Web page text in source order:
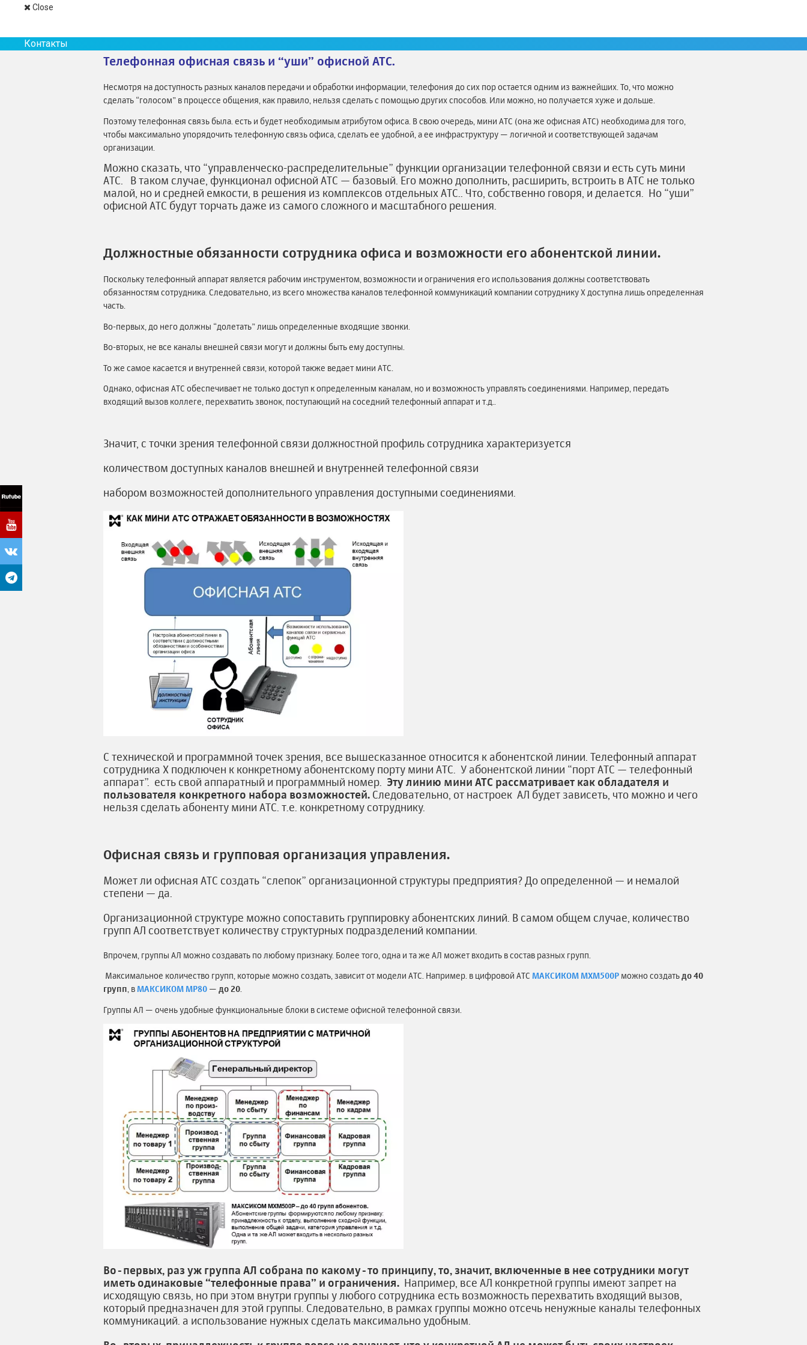
Close
Контакты
Телефонная офисная связь и “уши” офисной АТС.
Несмотря на доступность разных каналов передачи и обработки информации, телефония до сих пор остается одним из важнейших. То, что можно
сделать “голосом” в процессе общения, как правило, нельзя сделать с помощью других способов. Или можно, но получается хуже и дольше.
Поэтому телефонная связь была. есть и будет необходимым атрибутом офиса. В свою очередь, мини АТС (она же офисная АТС) необходима для того,
чтобы максимально упорядочить телефонную связь офиса, сделать ее удобной, а ее инфраструктуру — логичной и соответствующей задачам
организации.
Можно сказать, что “управленческо-распределительные” функции организации телефонной связи и есть суть мини
АТС. В таком случае, функционал офисной АТС — базовый. Его можно дополнить, расширить, встроить в АТС не только
малой, но и средней емкости, в решения из комплексов отдельных АТС.. Что, собственно говоря, и делается. Но “уши”
офисной АТС будут торчать даже из самого сложного и масштабного решения.
Должностные обязанности сотрудника офиса и возможности его абонентской линии.
Поскольку телефонный аппарат является рабочим инструментом, возможности и ограничения его использования должны соответствовать
обязанностям сотрудника. Следовательно, из всего множества каналов телефонной коммуникаций компании сотруднику Х доступна лишь определенная
часть.
Во-первых, до него должны “долетать” лишь определенные входящие звонки.
Во-вторых, не все каналы внешней связи могут и должны быть ему доступны.
То же самое касается и внутренней связи, которой также ведает мини АТС.
Однако, офисная АТС обеспечивает не только доступ к определенным каналам, но и возможность управлять соединениями. Например, передать
входящий вызов коллеге, перехватить звонок, поступающий на соседний телефонный аппарат и т.д..
Значит, с точки зрения телефонной связи должностной профиль сотрудника характеризуется
количеством доступных каналов внешней и внутренней телефонной связи
набором возможностей дополнительного управления доступными соединениями.
С технической и программной точек зрения, все вышесказанное относится к абонентской линии. Телефонный аппарат
сотрудника Х подключен к конкретному абонентскому порту мини АТС. У абонентской линии “порт АТС — телефонный
аппарат”. есть свой аппаратный и программный номер. Эту линию мини АТС рассматривает как обладателя и
пользователя конкретного набора возможностей. Следовательно, от настроек АЛ будет зависеть, что можно и чего
нельзя сделать абоненту мини АТС. т.е. конкретному сотруднику.
Офисная связь и групповая организация управления.
Может ли офисная АТС создать “слепок” организационной структуры предприятия? До определенной — и немалой
степени — да.
Организационной структуре можно сопоставить группировку абонентских линий. В самом общем случае, количество
групп АЛ соответствует количеству структурных подразделений компании.
Впрочем, группы АЛ можно создавать по любому признаку. Более того, одна и та же АЛ может входить в состав разных групп.
Максимальное количество групп, которые можно создать, зависит от модели АТС. Например. в цифровой АТС МАКСИКОМ MXM500P можно создать до 40
групп , в МАКСИКОМ MP80 — до 20
Группы АЛ — очень удобные функциональные блоки в системе офисной телефонной связи.
Во-первых, раз уж группа АЛ собрана по какому-то принципу, то, значит, включенные в нее сотрудники могут
иметь одинаковые “телефонные права” и ограничения. Например, все АЛ конкретной группы имеют запрет на
исходящую связь, но при этом внутри группы у любого сотрудника есть возможность перехватить входящий вызов,
который предназначен для этой группы. Следовательно, в рамках группы можно отсечь ненужные каналы телефонных
коммуникаций. а использование нужных сделать максимально удобным.